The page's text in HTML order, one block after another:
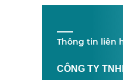
Thông tin liên
CÔNG TY